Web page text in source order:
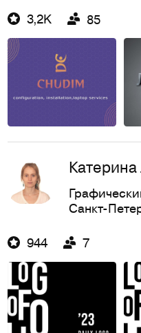
3,2K 85
Санкт-
944 7